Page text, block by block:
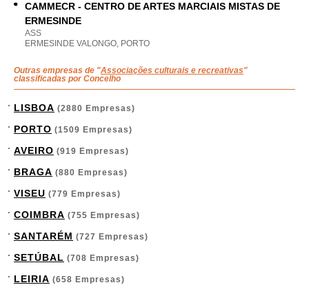
CAMMECR - CENTRO DE ARTES MARCIAIS MISTAS DE
ERMESINDE
ASS
ERMESINDE VALONGO, PORTO
Outras empresas de "Associações culturais e recreativas"
classificadas por Concelho
LISBOA (2880 Empresas)
PORTO (1509 Empresas)
AVEIRO (919 Empresas)
BRAGA (880 Empresas)
VISEU (779 Empresas)
COIMBRA (755 Empresas)
SANTARÉM (727 Empresas)
SETÚBAL (708 Empresas)
LEIRIA (658 Empresas)